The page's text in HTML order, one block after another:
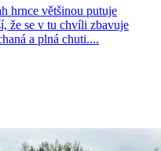
hrnce většinou putuje
že se v tu chvíli zbavuje
a plná chuti....